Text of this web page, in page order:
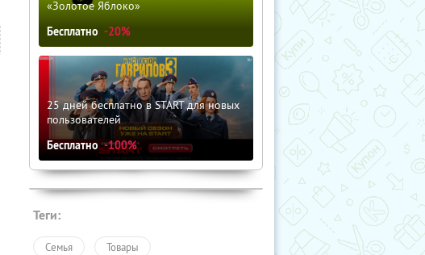
«Золотое Яблоко»
Бесплатно -20%
25 дней бесплатно в START для новых
пользователей
Бесплатно -100%
Теги:
Семья Товары